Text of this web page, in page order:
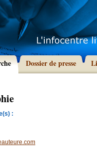
Dossier de presse
: